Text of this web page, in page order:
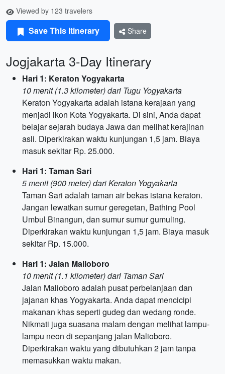
Viewed by 123 travelers
Save This Itinerary Share
Jogjakarta 3-Day Itinerary
Hari 1: Keraton Yogyakarta
10 menit (1.3 kilometer) dari Tugu Yogyakarta
Keraton Yogyakarta adalah istana kerajaan yang
menjadi ikon Kota Yogyakarta. Di sini, Anda dapat
belajar sejarah budaya Jawa dan melihat kerajinan
asli. Diperkirakan waktu kunjungan 1,5 jam. Biaya
masuk sekitar Rp. 25.000.
Hari 1: Taman Sari
5 menit (900 meter) dari Keraton Yogyakarta
Taman Sari adalah taman air bekas istana keraton.
Jangan lewatkan sumur geregetan, Bathing Pool
Umbul Binangun, dan sumur sumur gumuling.
Diperkirakan waktu kunjungan 1,5 jam. Biaya masuk
sekitar Rp. 15.000.
Hari 1: Jalan Malioboro
10 menit (1.1 kilometer) dari Taman Sari
Jalan Malioboro adalah pusat perbelanjaan dan
jajanan khas Yogyakarta. Anda dapat mencicipi
makanan khas seperti gudeg dan wedang ronde.
Nikmati juga suasana malam dengan melihat lampu-
lampu neon di sepanjang jalan Malioboro.
Diperkirakan waktu yang dibutuhkan 2 jam tanpa
memasukkan waktu makan.